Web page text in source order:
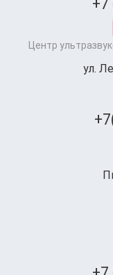
+7
Центр
ул.